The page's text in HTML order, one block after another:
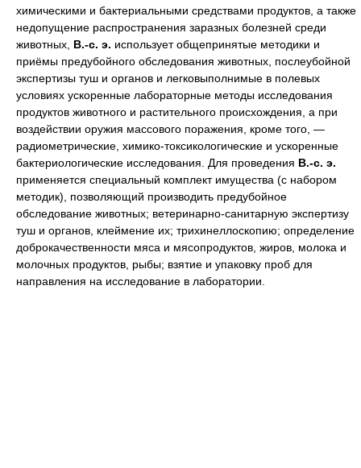
химическими и бактериальными средствами продуктов, а также
недопущение распространения заразных болезней среди
животных, В.-с. э. использует общепринятые методики и
приёмы предубойного обследования животных, послеубойной
экспертизы туш и органов и легковыполнимые в полевых
условиях ускоренные лабораторные методы исследования
продуктов животного и растительного происхождения, а при
воздействии оружия массового поражения, кроме того, —
радиометрические, химико-токсикологические и ускоренные
бактериологические исследования. Для проведения В.-с. э.
применяется специальный комплект имущества (с набором
методик), позволяющий производить предубойное
обследование животных; ветеринарно-санитарную экспертизу
туш и органов, клеймение их; трихинеллоскопию; определение
доброкачественности мяса и мясопродуктов, жиров, молока и
молочных продуктов, рыбы; взятие и упаковку проб для
направления на исследование в лаборатории.